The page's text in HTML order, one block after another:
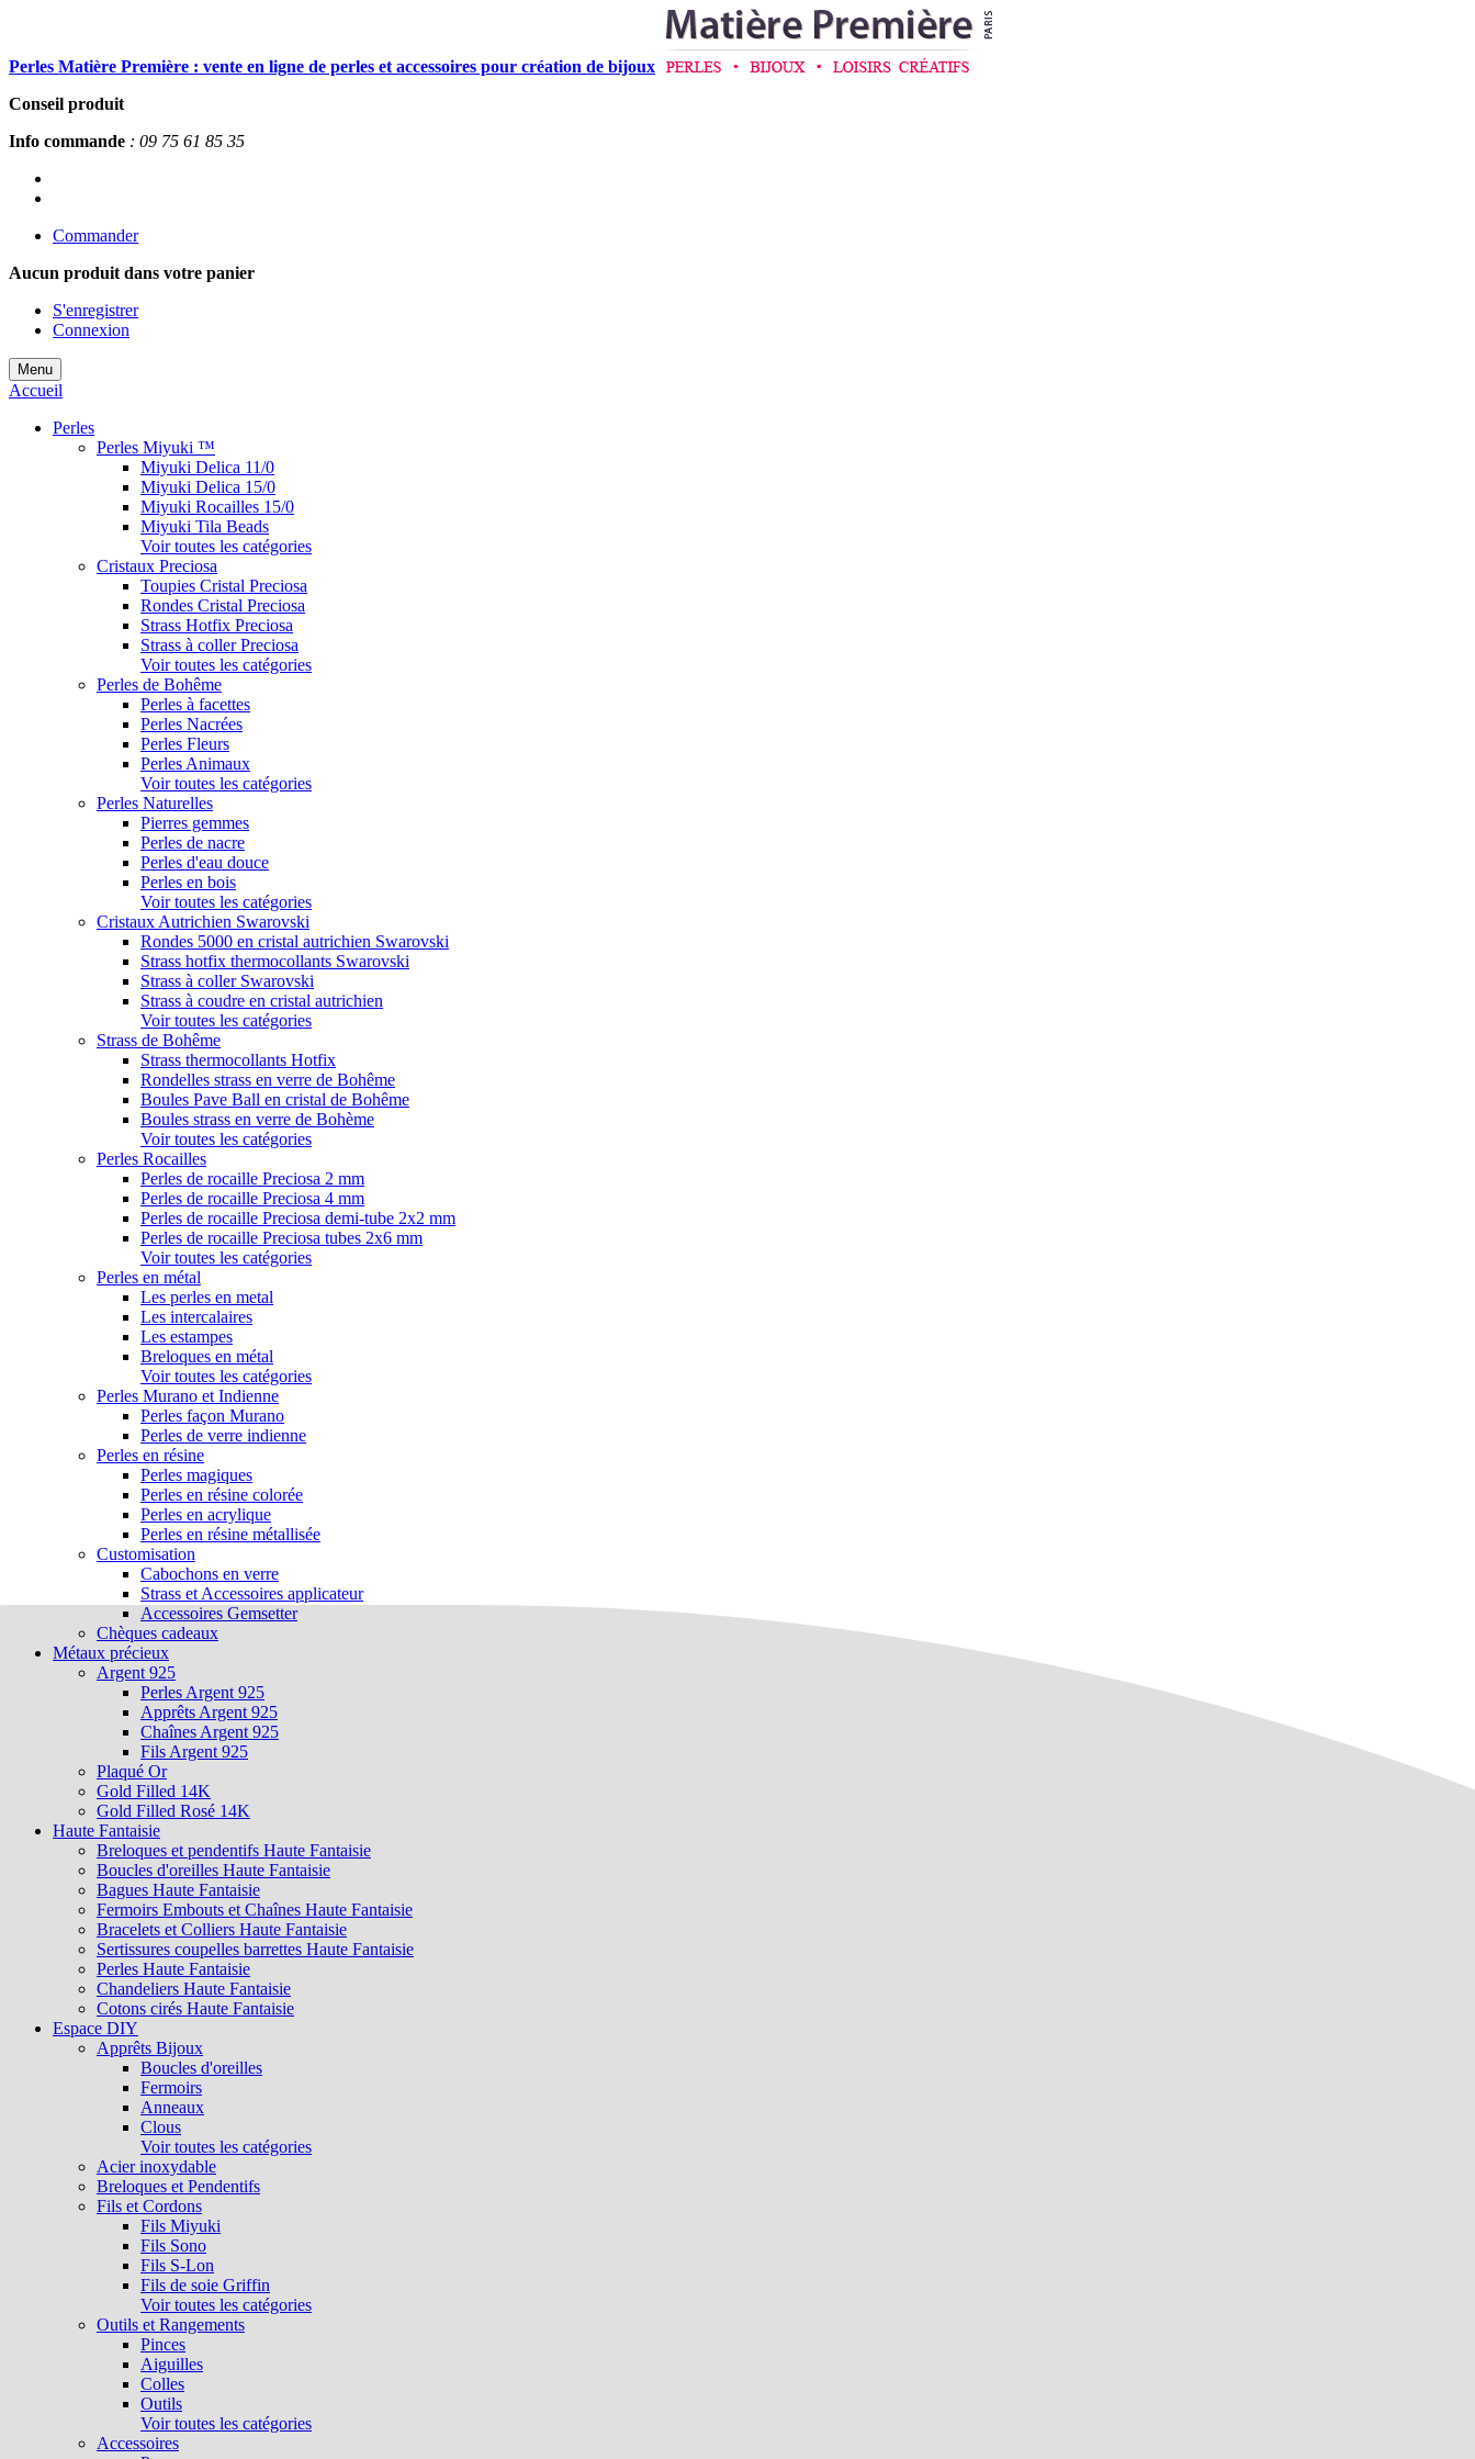
Perles Matière Première : vente en ligne de perles et accessoires pour création de bijoux
Conseil produit
Info commande : 09 75 61 85 35
Commander
Aucun produit dans votre panier
S'enregistrer
Connexion
Menu
Accueil
Perles
Perles Miyuki ™
Miyuki Delica 11/0
Miyuki Delica 15/0
Miyuki Rocailles 15/0
Miyuki Tila Beads
Voir toutes les catégories
Cristaux Preciosa
Toupies Cristal Preciosa
Rondes Cristal Preciosa
Strass Hotfix Preciosa
Strass à coller Preciosa
Voir toutes les catégories
Perles de Bohême
Perles à facettes
Perles Nacrées
Perles Fleurs
Perles Animaux
Voir toutes les catégories
Perles Naturelles
Pierres gemmes
Perles de nacre
Perles d'eau douce
Perles en bois
Voir toutes les catégories
Cristaux Autrichien Swarovski
Rondes 5000 en cristal autrichien Swarovski
Strass hotfix thermocollants Swarovski
Strass à coller Swarovski
Strass à coudre en cristal autrichien
Voir toutes les catégories
Strass de Bohême
Strass thermocollants Hotfix
Rondelles strass en verre de Bohême
Boules Pave Ball en cristal de Bohême
Boules strass en verre de Bohème
Voir toutes les catégories
Perles Rocailles
Perles de rocaille Preciosa 2 mm
Perles de rocaille Preciosa 4 mm
Perles de rocaille Preciosa demi-tube 2x2 mm
Perles de rocaille Preciosa tubes 2x6 mm
Voir toutes les catégories
Perles en métal
Les perles en metal
Les intercalaires
Les estampes
Breloques en métal
Voir toutes les catégories
Perles Murano et Indienne
Perles façon Murano
Perles de verre indienne
Perles en résine
Perles magiques
Perles en résine colorée
Perles en acrylique
Perles en résine métallisée
Customisation
Cabochons en verre
Strass et Accessoires applicateur
Accessoires Gemsetter
Chèques cadeaux
Métaux précieux
Argent 925
Perles Argent 925
Apprêts Argent 925
Chaînes Argent 925
Fils Argent 925
Plaqué Or
Gold Filled 14K
Gold Filled Rosé 14K
Haute Fantaisie
Breloques et pendentifs Haute Fantaisie
Boucles d'oreilles Haute Fantaisie
Bagues Haute Fantaisie
Fermoirs Embouts et Chaînes Haute Fantaisie
Bracelets et Colliers Haute Fantaisie
Sertissures coupelles barrettes Haute Fantaisie
Perles Haute Fantaisie
Chandeliers Haute Fantaisie
Cotons cirés Haute Fantaisie
Espace DIY
Apprêts Bijoux
Boucles d'oreilles
Fermoirs
Anneaux
Clous
Voir toutes les catégories
Acier inoxydable
Breloques et Pendentifs
Fils et Cordons
Fils Miyuki
Fils Sono
Fils S-Lon
Fils de soie Griffin
Voir toutes les catégories
Outils et Rangements
Pinces
Aiguilles
Colles
Outils
Voir toutes les catégories
Accessoires